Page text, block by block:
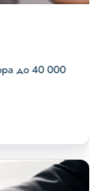
до 40 000